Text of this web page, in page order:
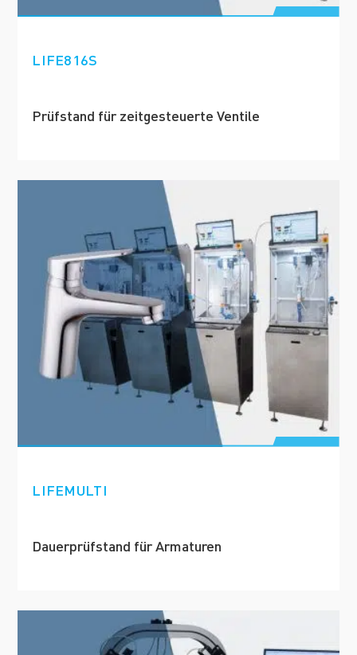
LIFE816S
Prüfstand für zeitgesteuerte Ventile
LIFEMULTI
Dauerprüfstand für Armaturen